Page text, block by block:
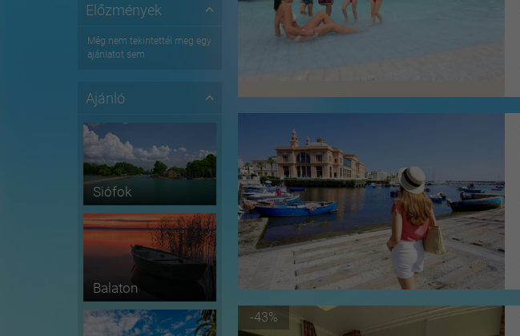
Előzmények
Még nem tekintettél meg egy
ajánlatot sem
Ajánló
Siófok
Balaton
-43%